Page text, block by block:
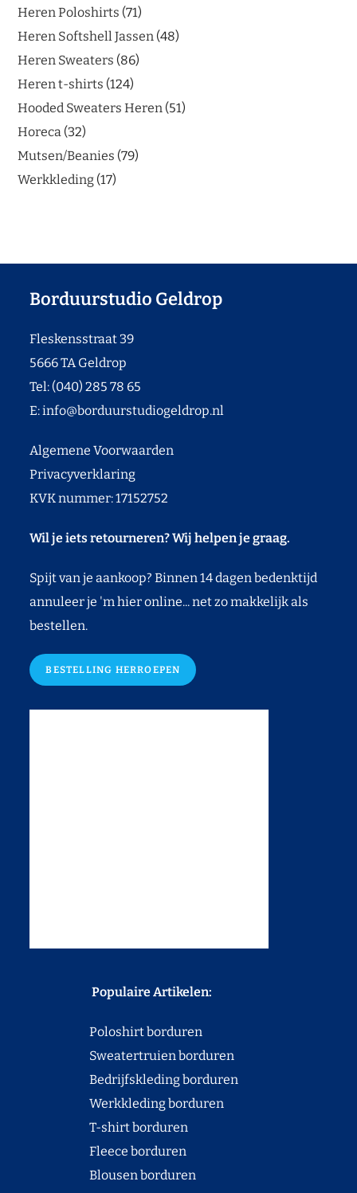
Heren Poloshirts 71
Heren Softshell Jassen 48
Heren Sweaters 86
Heren t-shirts 124
Hooded Sweaters Heren 51
Horeca 32
Mutsen/Beanies 79
Werkkleding 17
Borduurstudio Geldrop
Fleskensstraat 39
5666 TA Geldrop
Tel: (040) 285 78 65
E:info@borduurstudiogeldrop.nl
Algemene Voorwaarden
Privacyverklaring
KVK nummer: 17152752
Wil je iets retourneren? Wij helpen je graag.
Spijt van je aankoop? Binnen 14 dagen bedenktijd
annuleer je 'm hier online... net zo makkelijk als
bestellen.
BESTELLING HERROEPEN
Populaire Artikelen:
Poloshirt borduren
Sweatertruien borduren
Bedrijfskleding borduren
Werkkleding borduren
T-shirt borduren
Fleece borduren
Blousen borduren